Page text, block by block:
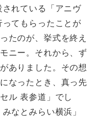
れている「アニヴ
てもらったことが
たのが、挙式を終え
ニー。それから、ず
ありました。その想
なったとき、真っ先
ル 表参道」でし
なとみらい横浜」